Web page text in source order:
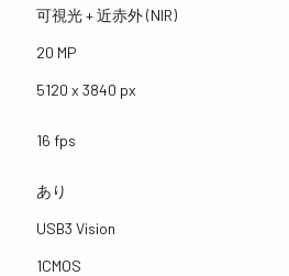
可視光 + 近赤外 (NIR)
20 MP
5120 x 3840 px
16 fps
あり
USB3 Vision
1CMOS